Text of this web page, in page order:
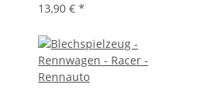
13,90 € *